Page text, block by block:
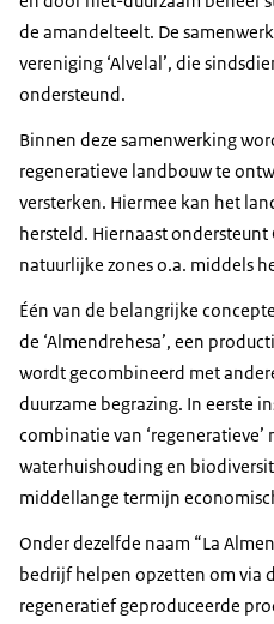
de amandelteelt. De
vereniging ‘Alvelal’, die
ondersteund.
Binnen deze samenwerking
regeneratieve landbouw te
versterken. Hiermee kan het
hersteld. Hiernaast
natuurlijke zones o.a. middels
Één van de belangrijke
de ‘Almendrehesa’, een
wordt gecombineerd met
duurzame begrazing. In eerste
combinatie van
waterhuishouding en
middellange termijn
Onder dezelfde naam “La
bedrijf helpen opzetten om via
regeneratief geproduceerde